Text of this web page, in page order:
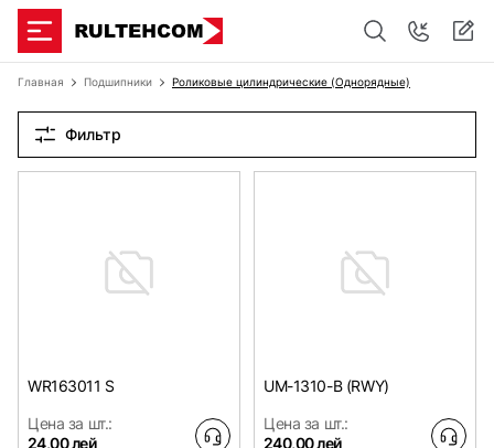
Главная Подшипники Роликовые цилиндрические (Однорядные)
Фильтр
WR163011 S
Цена за шт.:
24,00 лей
UM-1310-B (RWY)
Цена за шт.:
240,00 лей